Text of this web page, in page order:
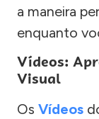
a maneira
enquanto
Vídeos:
Visual
Os Vídeos